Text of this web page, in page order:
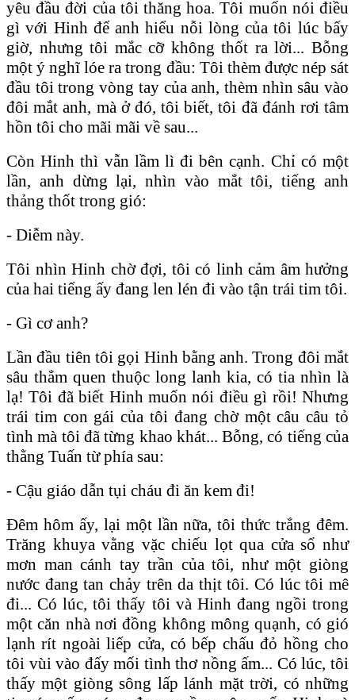
yêu đầu đời của tôi thăng hoa. Tôi muốn nói điều
gì với Hinh để anh hiểu nỗi lòng của tôi lúc bấy
giờ, nhưng tôi mắc cỡ không thốt ra lời... Bỗng
một ý nghĩ lóe ra trong đầu: Tôi thèm được nép sát
đầu tôi trong vòng tay của anh, thèm nhìn sâu vào
đôi mắt anh, mà ở đó, tôi biết, tôi đã đánh rơi tâm
hồn tôi cho mãi mãi về sau...
Còn Hinh thì vẫn lầm lì đi bên cạnh. Chỉ có một
lần, anh dừng lại, nhìn vào mắt tôi, tiếng anh
thảng thốt trong gió:
- Diễm này.
Tôi nhìn Hinh chờ đợi, tôi có linh cảm âm hưởng
của hai tiếng ấy đang len lén đi vào tận trái tim tôi.
- Gì cơ anh?
Lần đầu tiên tôi gọi Hinh bằng anh. Trong đôi mắt
sâu thẳm quen thuộc long lanh kia, có tia nhìn là
lạ! Tôi đã biết Hinh muốn nói điều gì rồi! Nhưng
trái tim con gái của tôi đang chờ một câu câu tỏ
tình mà tôi đã từng khao khát... Bỗng, có tiếng của
thằng Tuấn từ phía sau:
- Cậu giáo dẫn tụi cháu đi ăn kem đi!
Đêm hôm ấy, lại một lần nữa, tôi thức trắng đêm.
Trăng khuya vằng vặc chiếu lọt qua cửa sổ như
mơn man cánh tay trần của tôi, như một giòng
nước đang tan chảy trên da thịt tôi. Có lúc tôi mê
đi... Có lúc, tôi thấy tôi và Hinh đang ngồi trong
một căn nhà nơi đồng không mông quạnh, có gió
lạnh rít ngoài liếp cửa, có bếp chấu đỏ hồng cho
tôi vùi vào đấy mối tình thơ nồng ấm... Có lúc, tôi
thấy một giòng sông lấp lánh mặt trời, có những